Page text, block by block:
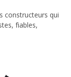
constructeurs qui
fiables,